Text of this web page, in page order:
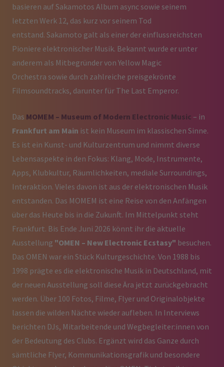
basieren auf Sakamotos Album async sowie seinem
letzten Werk 12, das kurz vor seinem Tod
entstand. Sakamoto galt als einer der einflussreichsten
Pioniere elektronischer Musik. Bekannt wurde er unter
anderem als Mitbegründer von Yellow Magic
Orchestra sowie durch zahlreiche preisgekrönte
Filmsoundtracks, darunter für The Last Emperor.
Das MOMEM – Museum of Modern Electronic Music – in
Frankfurt am Main ist kein Museum im klassischen Sinne.
Es ist ein Kunst- und Kulturzentrum und nimmt diverse
Lebensaspekte in den Fokus: Klang, Mode, Instrumente,
Apps, Klubkultur, Räumlichkeiten, mediale Surroundings,
Interaktion. Vieles davon ist aus der elektronischen Musik
entstanden. Das MOMEM ist eine Reise von den Anfängen
über das Heute bis in die Zukunft. Im Mittelpunkt steht
Frankfurt. Bis Ende Juni 2026 könnt ihr die aktuelle
Ausstellung "OMEN – New Electronic Ecstasy" besuchen.
Das OMEN war ein Stück Kulturgeschichte. Von 1988 bis
1998 prägte es die elektronische Musik in Deutschland, mit
der neuen Ausstellung soll diese Ära jetzt zurückgebracht
werden. Über 100 Fotos, Filme, Flyer und Originalobjekte
lassen die wilden Nächte wieder aufleben. In Interviews
berichten DJs, Mitarbeitende und Wegbegleiter:innen von
der Bedeutung des Clubs. Ergänzt wird das Ganze durch
sämtliche Flyer, Kommunikationsgrafik und besondere